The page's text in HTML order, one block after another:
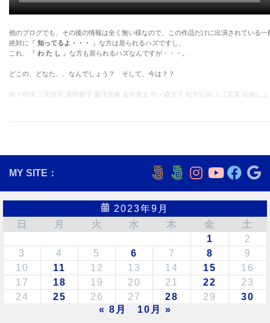
他のブログでも、その後の情報は全く無い様なので、この作品だけに出演されている
絶対に『 知ってるよ・・・
』な方は居られるハズですし、
これ、『 わ た し 』な方も居られるハズなんですが・・・。
どこの、どなた、、なんでしょう？ そして、今は？？
佐々部清 三宅裕司 真野響子 藤澤恵麻 金井勇太 中ノ森文子 松方弘樹 入江若葉 結婚し
MY SITE：
2023年9月
日
月 火 水 木 金
土
1
2
3
4 5 6 7 8
9
10
11 12 13 14 15
16
17
18 19 20 21 22
23
24
25 26 27 28 29
30
« 8月
10月 »